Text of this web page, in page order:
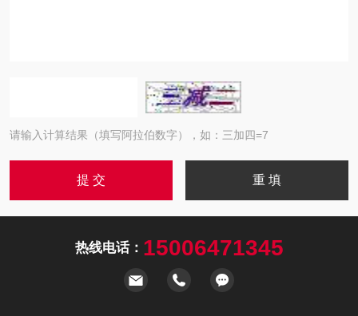
请输入计算结果（填写阿拉伯数字），如：三加四=7
热线电话： 15006471345